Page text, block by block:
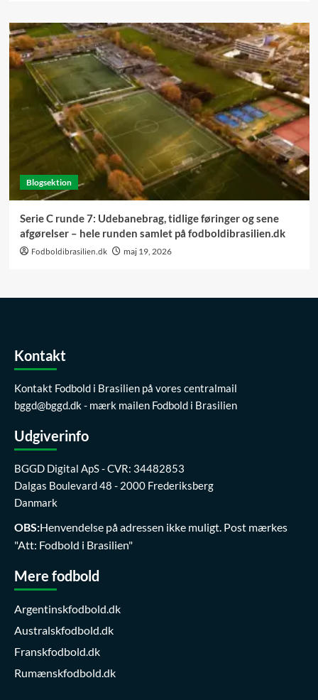
Blogsektion
Serie C runde 7: Udebanebrag, tidlige føringer og sene
afgørelser – hele runden samlet på fodboldibrasilien.dk
Fodboldibrasilien.dk maj 19, 2026
Kontakt
Kontakt Fodbold i Brasilien på vores centralmail
bggd@bggd.dk- mærk mailen Fodbold i Brasilien
Udgiverinfo
BGGD Digital ApS - CVR: 34482853
Dalgas Boulevard 48 - 2000 Frederiksberg
Danmark
OBS:Henvendelse på adressen ikke muligt. Post mærkes
"Att: Fodbold i Brasilien"
Mere fodbold
Argentinskfodbold.dk
Australskfodbold.dk
Franskfodbold.dk
Rumænskfodbold.dk